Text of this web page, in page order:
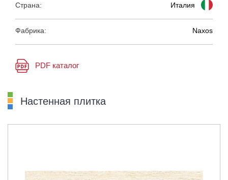
Страна: Италия
Фабрика: Naxos
PDF каталог
Настенная плитка